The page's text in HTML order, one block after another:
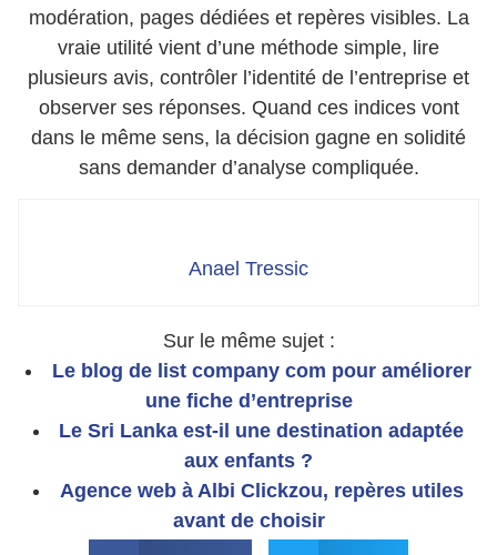
modération, pages dédiées et repères visibles. La
vraie utilité vient d’une méthode simple, lire
plusieurs avis, contrôler l’identité de l’entreprise et
observer ses réponses. Quand ces indices vont
dans le même sens, la décision gagne en solidité
sans demander d’analyse compliquée.
Anael Tressic
Sur le même sujet :
Le blog de list company com pour améliorer
une fiche d’entreprise
Le Sri Lanka est-il une destination adaptée
aux enfants ?
Agence web à Albi Clickzou, repères utiles
avant de choisir